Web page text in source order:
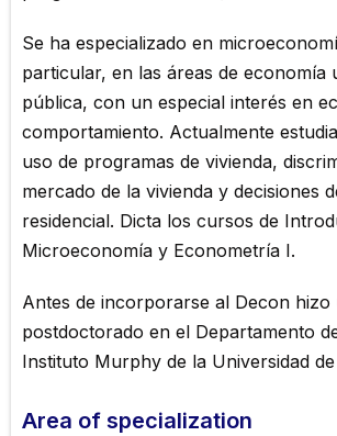
Se ha especializado en
particular, en las áreas de economía
pública, con un especial interés en
comportamiento. Actualmente
uso de programas de vivienda,
mercado de la vivienda y decisiones
residencial. Dicta los cursos de
Microeconomía y Econometría I.
Antes de incorporarse al Decon hizo
postdoctorado en el Departamento
Instituto Murphy de la Universidad
Area of ​​specialization